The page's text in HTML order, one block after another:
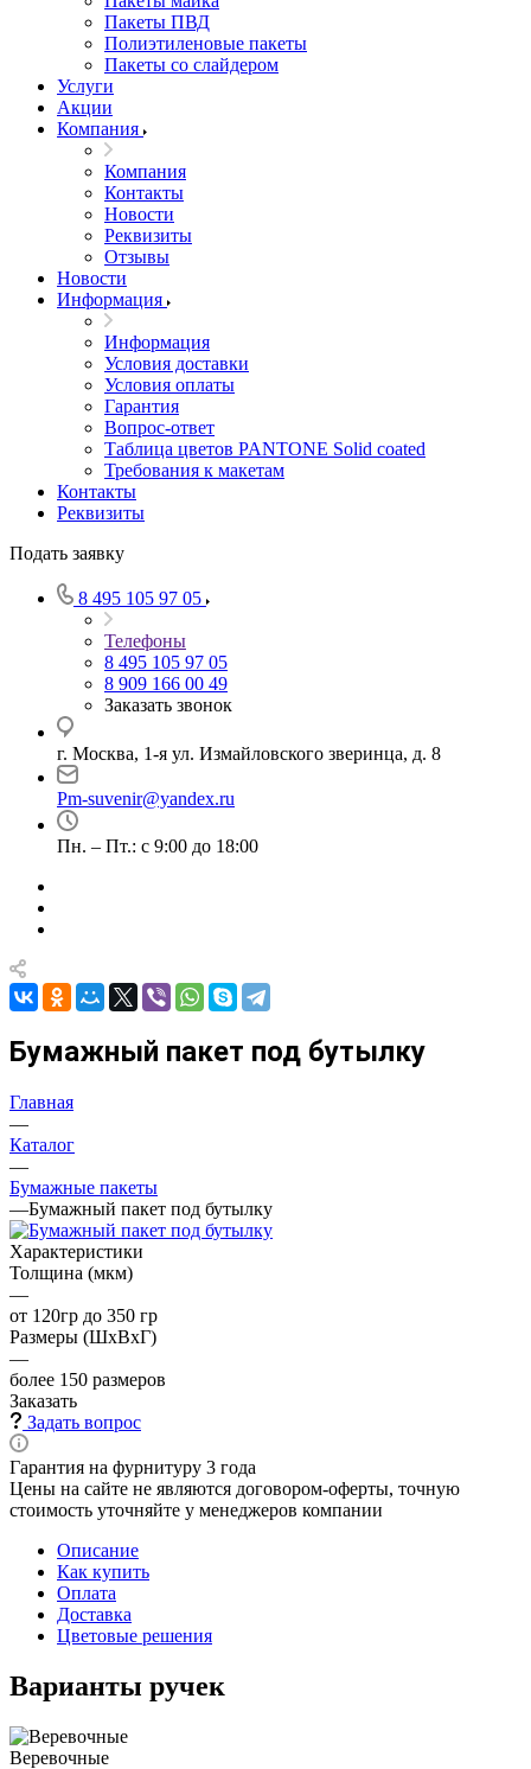
Пакеты ПВД
Полиэтиленовые пакеты
Пакеты со слайдером
Услуги
Акции
Компания
Компания
Контакты
Новости
Реквизиты
Отзывы
Новости
Информация
Информация
Условия доставки
Условия оплаты
Гарантия
Вопрос-ответ
Таблица цветов PANTONE Solid coated
Требования к макетам
Контакты
Реквизиты
Подать заявку
8 495 105 97 05
Телефоны
8 495 105 97 05
8 909 166 00 49
Заказать звонок
г. Москва, 1-я ул. Измайловского зверинца, д. 8
Pm-suvenir@yandex.ru
Пн. – Пт.: с 9:00 до 18:00
Бумажный пакет под бутылку
Главная
—
Каталог
—
Бумажные пакеты
—Бумажный пакет под бутылку
Характеристики
Толщина (мкм)
—
от 120гр до 350 гр
Размеры (ШхВхГ)
—
более 150 размеров
Заказать
Задать вопрос
Гарантия на фурнитуру 3 года
Цены на сайте не являются договором-оферты, точную
стоимость уточняйте у менеджеров компании
Описание
Как купить
Оплата
Доставка
Цветовые решения
Варианты ручек
Веревочные